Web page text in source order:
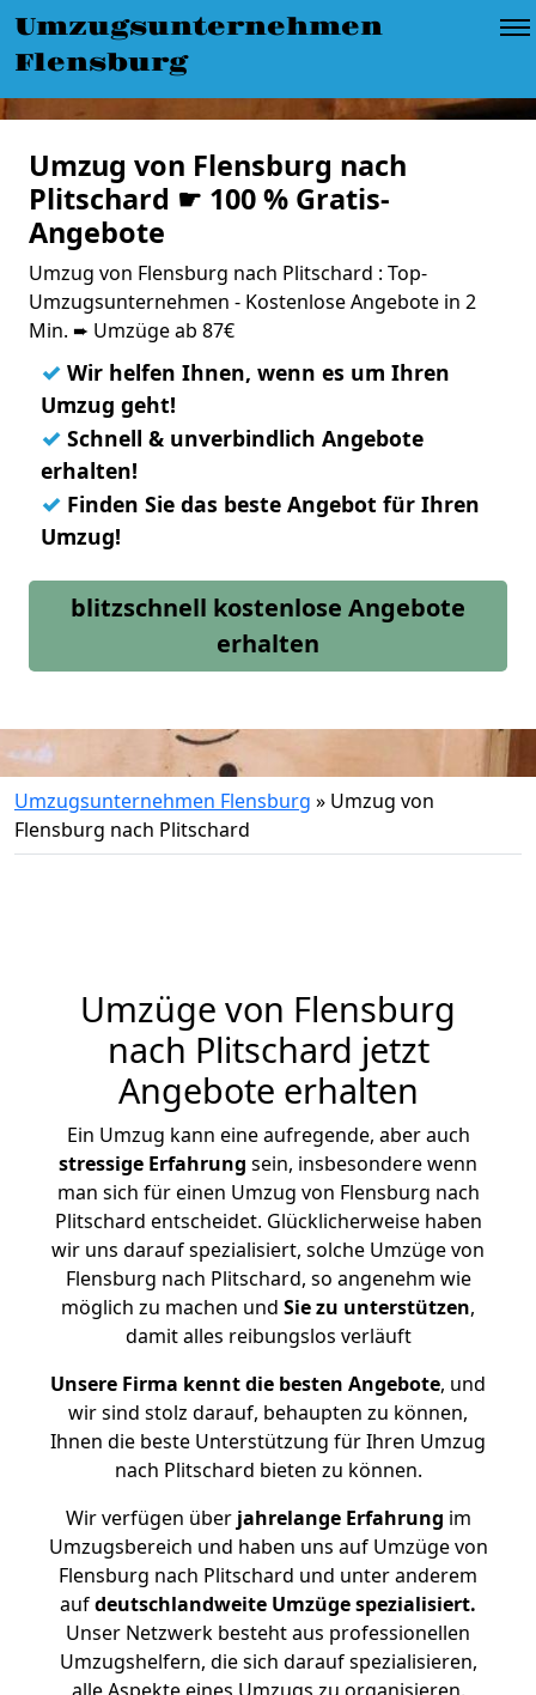
Umzugsunternehmen
Flensburg
Umzug von Flensburg nach
Plitschard ☛ 100 % Gratis-
Angebote
Umzug von Flensburg nach Plitschard : Top-
Umzugsunternehmen - Kostenlose Angebote in 2
Min. ➨ Umzüge ab 87€
✓ Wir helfen Ihnen, wenn es um Ihren
Umzug geht!
✓ Schnell & unverbindlich Angebote
erhalten!
✓ Finden Sie das beste Angebot für Ihren
Umzug!
blitzschnell kostenlose Angebote
erhalten
Umzugsunternehmen Flensburg » Umzug von
Flensburg nach Plitschard
Umzüge von Flensburg
nach Plitschard jetzt
Angebote erhalten
Ein Umzug kann eine aufregende, aber auch
stressige Erfahrung sein, insbesondere wenn
man sich für einen Umzug von Flensburg nach
Plitschard entscheidet. Glücklicherweise haben
wir uns darauf spezialisiert, solche Umzüge von
Flensburg nach Plitschard, so angenehm wie
möglich zu machen und Sie zu unterstützen,
damit alles reibungslos verläuft
Unsere Firma kennt die besten Angebote, und
wir sind stolz darauf, behaupten zu können,
Ihnen die beste Unterstützung für Ihren Umzug
nach Plitschard bieten zu können.
Wir verfügen überjahrelange Erfahrung im
Umzugsbereich und haben uns auf Umzüge von
Flensburg nach Plitschard und unter anderem
aufdeutschlandweite Umzüge spezialisiert.
Unser Netzwerk besteht aus professionellen
Umzugshelfern, die sich darauf spezialisieren,